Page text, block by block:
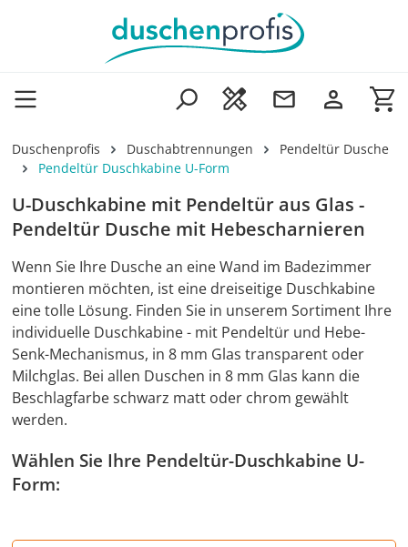
Zum Hauptinhalt springen
Duschenprofis Duschabtrennungen
Pendeltür Dusche
Pendeltür Duschkabine U-Form
U-Duschkabine mit Pendeltür aus Glas -
Pendeltür Dusche mit Hebescharnieren
Wenn Sie Ihre Dusche an eine Wand im Badezimmer
montieren möchten, ist eine dreiseitige Duschkabine
eine tolle Lösung. Finden Sie in unserem Sortiment Ihre
individuelle Duschkabine - mit Pendeltür und Hebe-
Senk-Mechanismus, in 8 mm Glas transparent oder
Milchglas. Bei allen Duschen in 8 mm Glas kann die
Beschlagfarbe schwarz matt oder chrom gewählt
werden.
Wählen Sie Ihre Pendeltür-Duschkabine U-
Form: